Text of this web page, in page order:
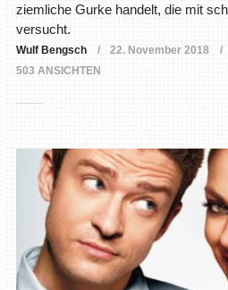
ziemliche Gurke handelt, die mit
versucht.
Wulf Bengsch 22. November 2018
503 ANSICHTEN